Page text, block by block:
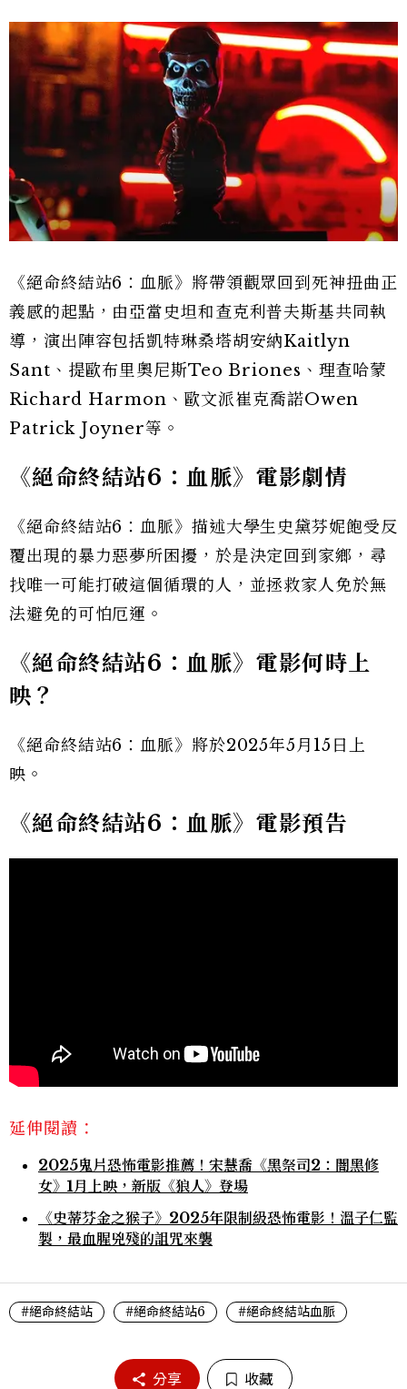
《絕命終結站6：血脈》將帶領觀眾回到死神扭曲正
義感的起點，由亞當史坦和查克利普夫斯基共同執
導，演出陣容包括凱特琳桑塔胡安納Kaitlyn
Sant、提歐布里奧尼斯Teo Briones、理查哈蒙
Richard Harmon、歐文派崔克喬諾Owen
Patrick Joyner等。
《絕命終結站6：血脈》電影劇情
《絕命終結站6：血脈》描述大學生史黛芬妮飽受反
覆出現的暴力惡夢所困擾，於是決定回到家鄉，尋
找唯一可能打破這個循環的人，並拯救家人免於無
法避免的可怕厄運。
《絕命終結站6：血脈》電影何時上
映？
《絕命終結站6：血脈》將於2025年5月15日上
映。
《絕命終結站6：血脈》電影預告
延伸閱讀：
2025鬼片恐怖電影推薦！宋慧喬《黑祭司2：闇黑修
女》1月上映，新版《狼人》登場
《史蒂芬金之猴子》2025年限制級恐怖電影！溫子仁監
製，最血腥兇殘的詛咒來襲
#絕命終結站 #絕命終結站6 #絕命終結站血脈
分享 收藏